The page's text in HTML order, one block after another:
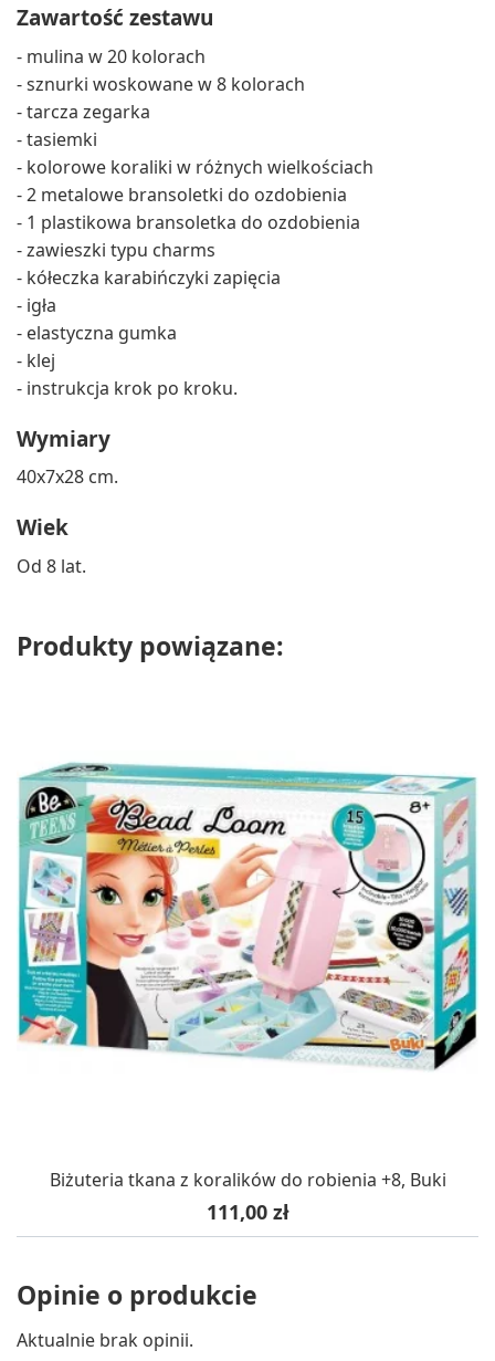
Zawartość zestawu
- mulina w 20 kolorach
- sznurki woskowane w 8 kolorach
- tarcza zegarka
- tasiemki
- kolorowe koraliki w różnych wielkościach
- 2 metalowe bransoletki do ozdobienia
- 1 plastikowa bransoletka do ozdobienia
- zawieszki typu charms
- kółeczka karabińczyki zapięcia
- igła
- elastyczna gumka
- klej
- instrukcja krok po kroku.
Wymiary
40x7x28 cm.
Wiek
Od 8 lat.
Produkty powiązane:
Biżuteria tkana z koralików do robienia +8, Buki
Cena
111,00 zł
Opinie o produkcie
Aktualnie brak opinii.